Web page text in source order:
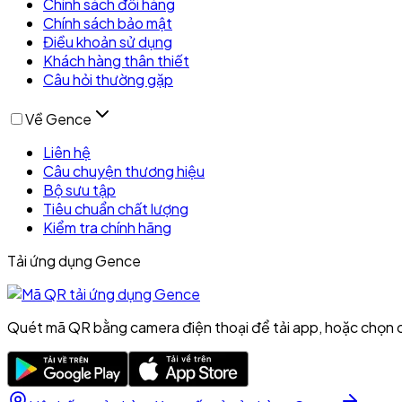
Chính sách đổi hàng
Chính sách bảo mật
Điều khoản sử dụng
Khách hàng thân thiết
Câu hỏi thường gặp
Về Gence
Liên hệ
Câu chuyện thương hiệu
Bộ sưu tập
Tiêu chuẩn chất lượng
Kiểm tra chính hãng
Tải ứng dụng Gence
Quét mã QR bằng camera điện thoại để tải app, hoặc chọn